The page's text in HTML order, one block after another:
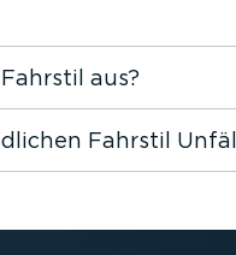
aus?
Fahrstil